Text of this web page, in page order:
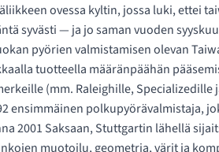
ovessa kyltin, jossa luki, ettei
syvästi — ja jo saman vuoden
pyörien valmistamisen olevan
tuotteella määränpäähän
(mm. Raleighille, Specializedille
ensimmäinen polkupyörävalmistaja,
2001 Saksaan, Stuttgartin lähellä
muotoilu, geometria, värit ja